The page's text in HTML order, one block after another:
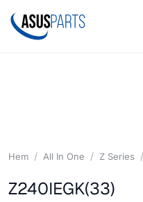
Hem All In One Z Series
Z240IEGK(33)